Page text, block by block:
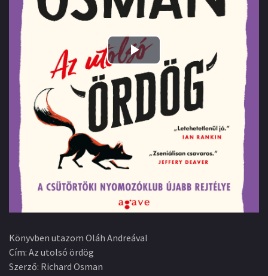
Play
Video
Könyvben utazom Oláh Andreával
Cím: Az utolsó ördög
Szerző: Richard Osman